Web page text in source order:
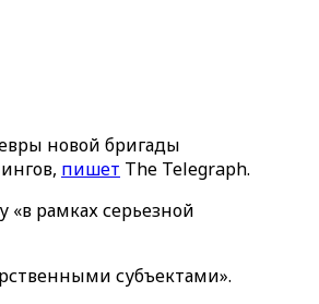
новой бригады
пишет The Telegraph.
«в рамках серьезной
субъектами».